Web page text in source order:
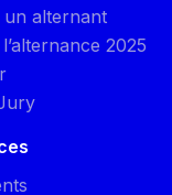
alternant
2025